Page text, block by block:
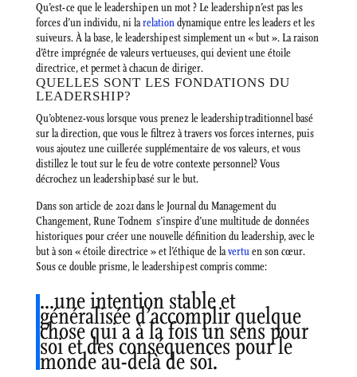
Qu’est-ce que le leadership en un mot ? Le leadership n’est pas les
forces d’un individu, ni larelationdynamique entre les leaders et les
suiveurs. À la base, le leadership est simplement un « but ». La raison
d’être imprégnée de valeurs vertueuses, qui devient une étoile
directrice, et permet à chacun de diriger.
QUELLES SONT LES FONDATIONS DU
LEADERSHIP?
Qu’obtenez-vous lorsque vous prenez le leadership traditionnel basé
sur la direction, que vous le filtrez à travers vos forces internes, puis
vous ajoutez une cuillerée supplémentaire de vos valeurs, et vous
distillez le tout sur le feu de votre contexte personnel? Vous
décrochez un leadership basé sur le but.
Dans son article de 2021 dans le Journal du Management du
Changement, Rune Todnem s’inspire d’une multitude de données
historiques pour créer une nouvelle définition du leadership, avec le
but à son « étoile directrice » et l’éthique de lavertuen son cœur.
Sous ce double prisme, le leadership est compris comme:
…une intention stable et
généralisée d’accomplir quelque
chose qui a à la fois un sens pour
soi et des conséquences pour le
monde au-delà de soi.